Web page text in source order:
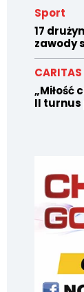
Sport
17
zawody
CARITAS
„Miłość
II turnus